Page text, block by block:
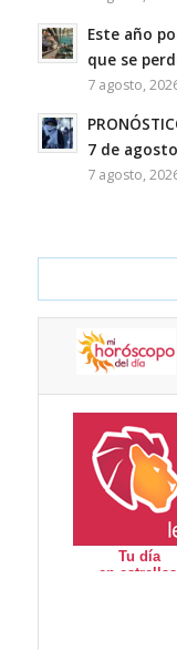
Este año
que se
7 agosto,
7 de
7 agosto,